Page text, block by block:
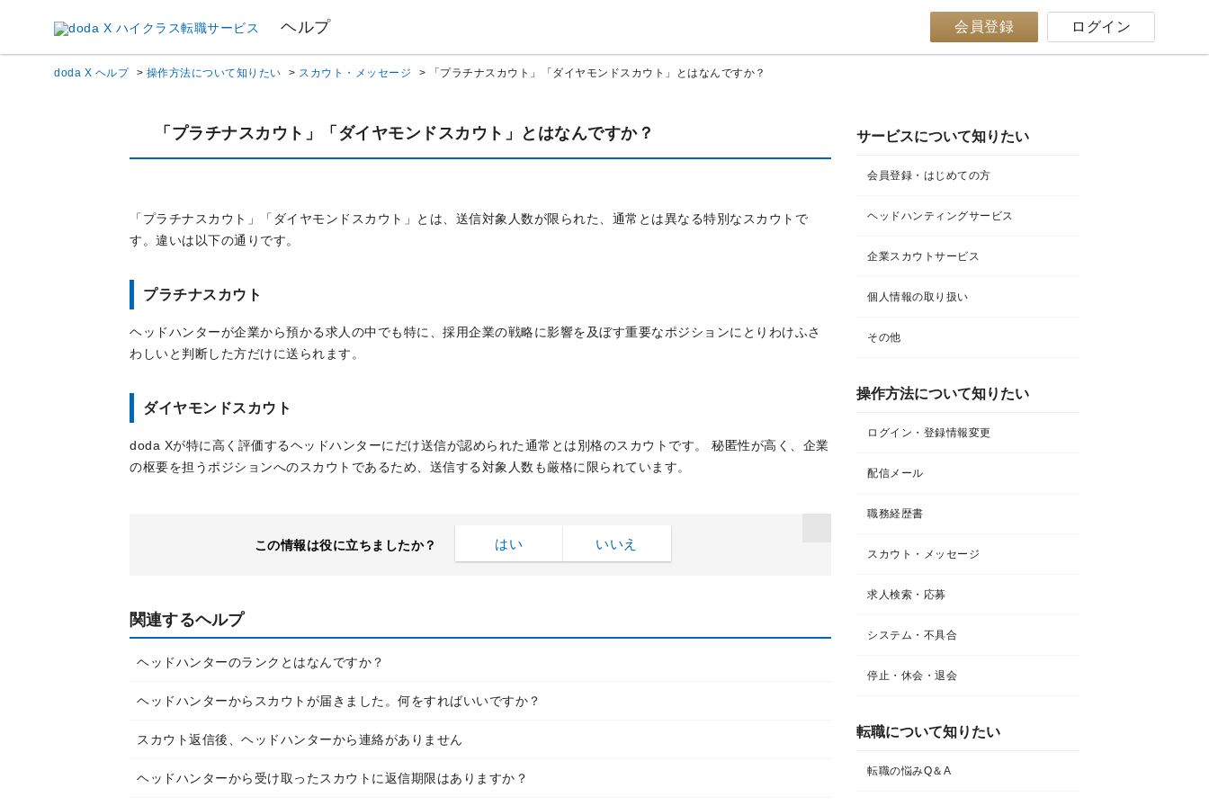
ヘルプ 会員登録 ログイン
doda X ヘルプ > 操作方法について知りたい > スカウト・メッセージ > 「プラチナスカウト」「ダイヤモンドスカウト」とはなんですか？
サービスについて知りたい
会員登録・はじめての方
ヘッドハンティングサービス
企業スカウトサービス
個人情報の取り扱い
その他
操作方法について知りたい
ログイン・登録情報変更
配信メール
職務経歴書
スカウト・メッセージ
求人検索・応募
システム・不具合
停止・休会・退会
転職について知りたい​
転職の悩みQ＆A​
「プラチナスカウト」「ダイヤモンドスカウト」とはなんですか？
「プラチナスカウト」「ダイヤモンドスカウト」とは、送信対象人数が限られた、通常とは異なる特別なスカウトで
す。違いは以下の通りです。
プラチナスカウト
ヘッドハンターが企業から預かる求人の中でも特に、採用企業の戦略に影響を及ぼす重要なポジションにとりわけふさ
わしいと判断した方だけに送られます。
ダイヤモンドスカウト
doda Xが特に高く評価するヘッドハンターにだけ送信が認められた通常とは別格のスカウトです。 秘匿性が高く、企業
の枢要を担うポジションへのスカウトであるため、送信する対象人数も厳格に限られています。
この情報は役に立ちましたか？ はい いいえ
関連するヘルプ
ヘッドハンターのランクとはなんですか？
ヘッドハンターからスカウトが届きました。何をすればいいですか？
スカウト返信後、ヘッドハンターから連絡がありません
ヘッドハンターから受け取ったスカウトに返信期限はありますか？